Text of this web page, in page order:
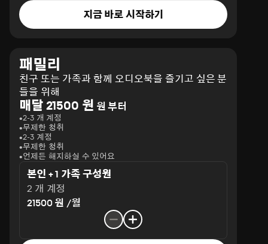
지금 바로 시작하기
패밀리
친구 또는 가족과 함께 오디오북을 즐기고 싶은 분
들을 위해
매달 21500 원 원 부터
2-3 개 계정
무제한 청취
2-3 계정
무제한 청취
언제든 해지하실 수 있어요
본인 + 1 가족 구성원
2 개 계정
21500 원 /월